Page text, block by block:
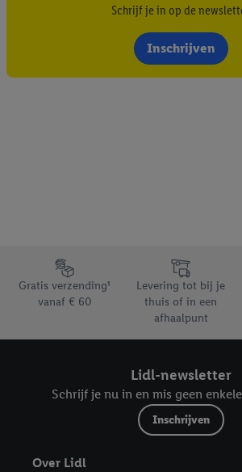
Schrijf je in op de
Inschrijven
Footerelement met de verschillende
Gratis verzending¹
vanaf € 60
Levering tot bij je
thuis of in een
afhaalpunt
Lidl-newsletter
Schrijf je nu in en mis geen
Inschrijven
Over Lidl